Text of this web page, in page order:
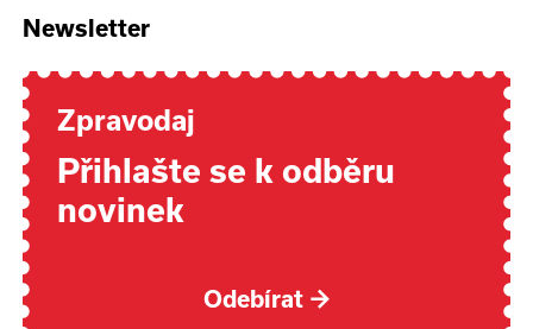
Newsletter
Zpravodaj
Přihlašte se k odběru
novinek
Odebírat →